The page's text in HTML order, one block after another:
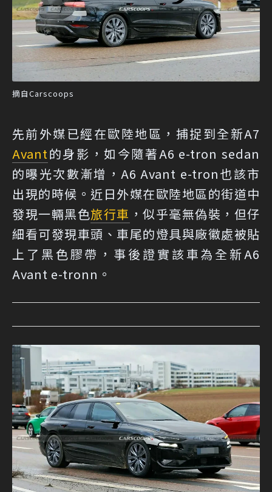
摘自Carscoops
先前外媒已經在歐陸地區，捕捉到全新A7
Avant的身影，如今隨著A6 e-tron sedan
的曝光次數漸增，A6 Avant e-tron也該市
出現的時候。近日外媒在歐陸地區的街道中
發現一輛黑色旅行車 ，似乎毫無偽裝，但仔
細看可發現車頭、車尾的燈具與廠徽處被貼
上了黑色膠帶，事後證實該車為全新A6
Avant e-tronn。